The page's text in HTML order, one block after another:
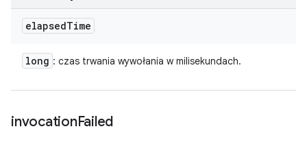
elapsedTime
long : czas trwania wywołania w milisekundach.
invocationFailed